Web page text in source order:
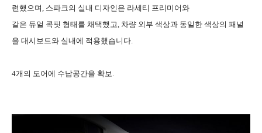
련했으며, 스파크의 실내 디자인은 라세티 프리미어와
같은 듀얼 콕핏 형태를 채택했고, 차량 외부 색상과 동일한 색상의 패널
을 대시보드와 실내에 적용했습니다.
4개의 도어에 수납공간을 확보.